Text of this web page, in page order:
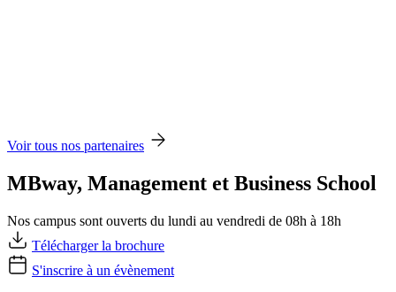
Voir tous nos partenaires
MBway, Management et Business School
Nos campus sont ouverts du lundi au vendredi de 08h à 18h
Télécharger la brochure
S'inscrire à un évènement